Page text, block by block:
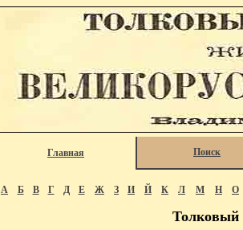
Главная Поиск
А Б В Г Д Е Ж З И Й К Л М Н О
Толковый